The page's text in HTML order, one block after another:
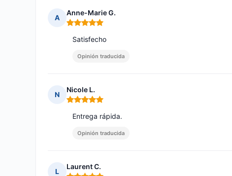
A
Anne-Marie G.
Nota: 5 de 5
Satisfecho
Opinión traducida
N
Nicole L.
Nota: 5 de 5
Entrega rápida.
Opinión traducida
L
Laurent C.